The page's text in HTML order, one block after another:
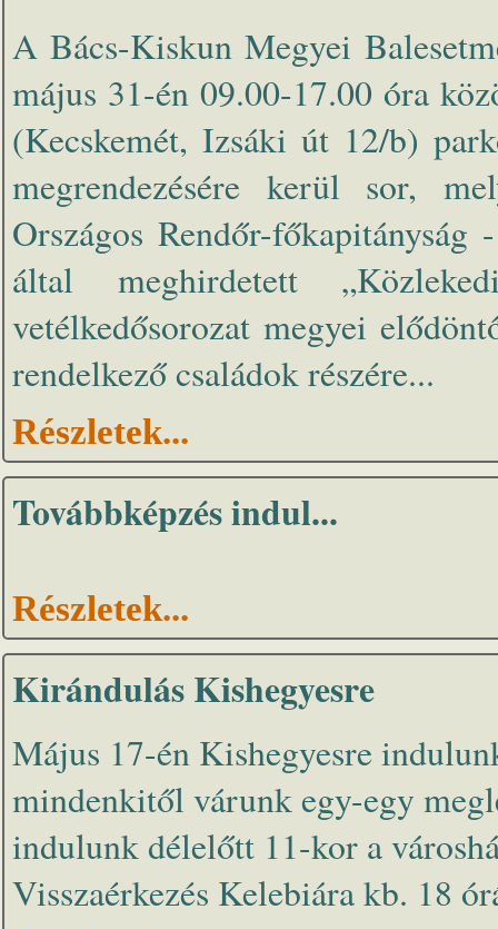
A Bács-Kiskun Megyei
május 31-én 09.00-17.00 óra
(Kecskemét, Izsáki út 12/b)
megrendezésére kerül sor,
Országos Rendőr-főkapitányság
által meghirdetett
vetélkedősorozat megyei
rendelkező családok részére...
Részletek...
Továbbképzés indul...
Részletek...
Kirándulás Kishegyesre
Május 17-én Kishegyesre
mindenkitől várunk egy-egy
indulunk délelőtt 11-kor a
Visszaérkezés Kelebiára kb. 18